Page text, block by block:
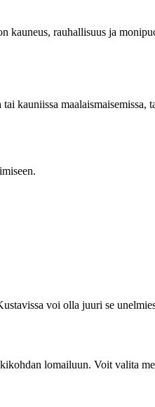
rauhallisuus ja
kauniissa maalaismaisemissa,
voi olla juuri se
lomailuun. Voit valita